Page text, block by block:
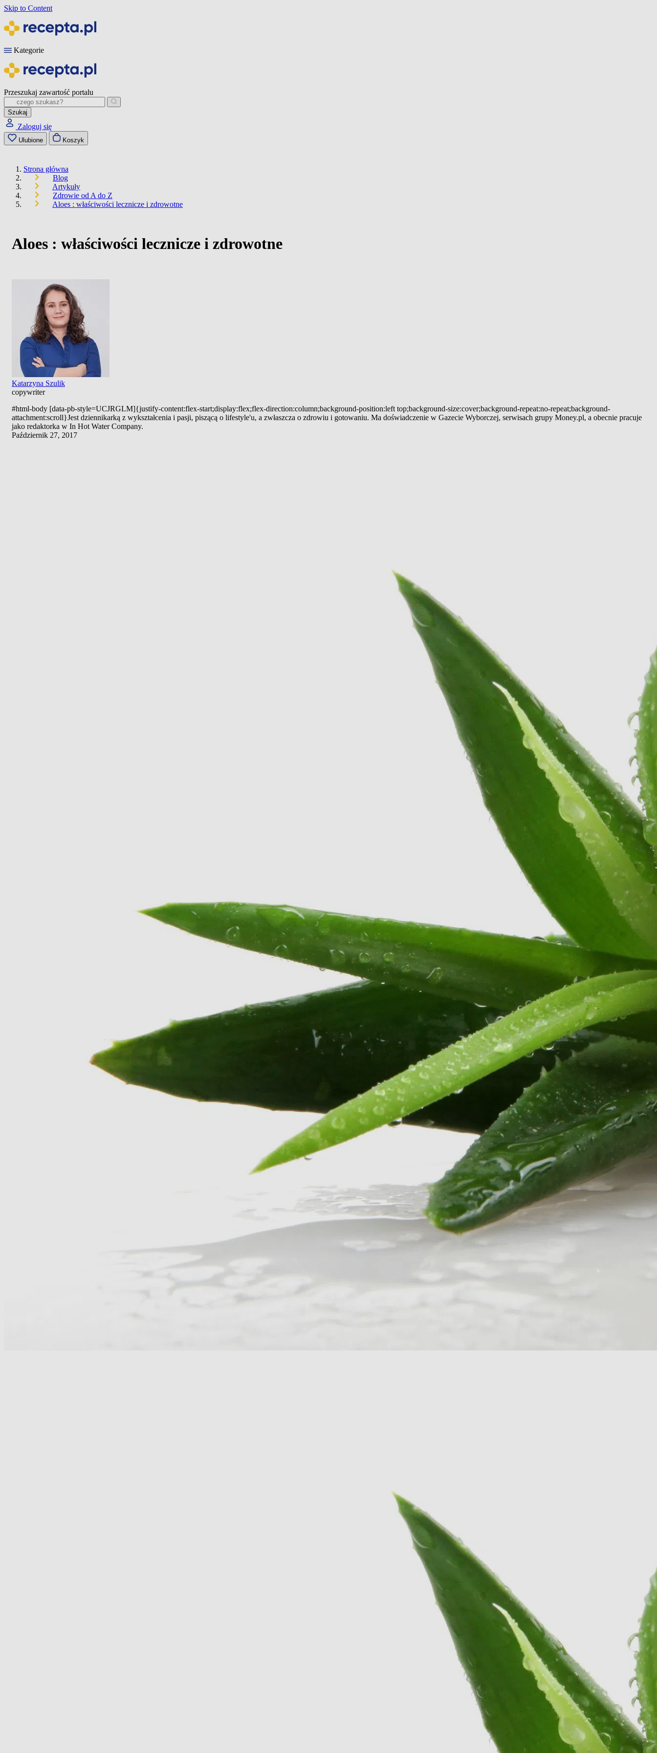
Skip to Content
Kategorie
Przeszukaj zawartość portalu
Szukaj
Zaloguj się
Ulubione Koszyk
Strona główna
Blog
Artykuły
Zdrowie od A do Z
Aloes : właściwości lecznicze i zdrowotne
Aloes : właściwości lecznicze i zdrowotne
Katarzyna Szulik
copywriter
#html-body [data-pb-style=UCJRGLM]{justify-content:flex-start;display:flex;flex-direction:column;background-position:left top;background-size:cover;background-repeat:no-repeat;background-
attachment:scroll}Jest dziennikarką z wykształcenia i pasji, piszącą o lifestyle'u, a zwłaszcza o zdrowiu i gotowaniu. Ma doświadczenie w Gazecie Wyborczej, serwisach grupy Money.pl, a obecnie pracuje
jako redaktorka w In Hot Water Company.
Październik 27, 2017